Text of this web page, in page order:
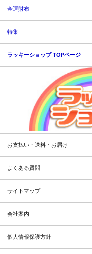
金運財布
特集
ラッキーショップ TOPページ
お支払い・送料・お届け
よくある質問
サイトマップ
会社案内
個人情報保護方針